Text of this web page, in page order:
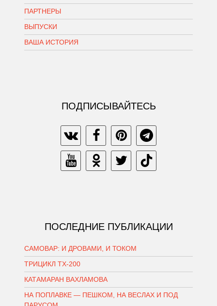
ПАРТНЕРЫ
ВЫПУСКИ
ВАША ИСТОРИЯ
ПОДПИСЫВАЙТЕСЬ
ПОСЛЕДНИЕ ПУБЛИКАЦИИ
САМОВАР: И ДРОВАМИ, И ТОКОМ
ТРИЦИКЛ ТХ-200
КАТАМАРАН ВАХЛАМОВА
НА ПОПЛАВКЕ — ПЕШКОМ, НА ВЕСЛАХ И ПОД